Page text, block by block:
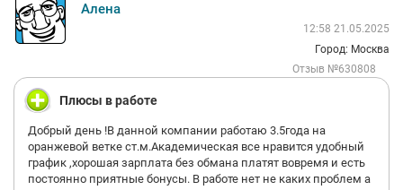
Алена
12:58 21.05.2025
Город: Москва
Отзыв №630808
Плюсы в работе
Добрый день !В данной компании работаю 3.5года на
оранжевой ветке ст.м.Академическая все нравится удобный
график ,хорошая зарплата без обмана платят вовремя и есть
постоянно приятные бонусы. В работе нет не каких проблем а